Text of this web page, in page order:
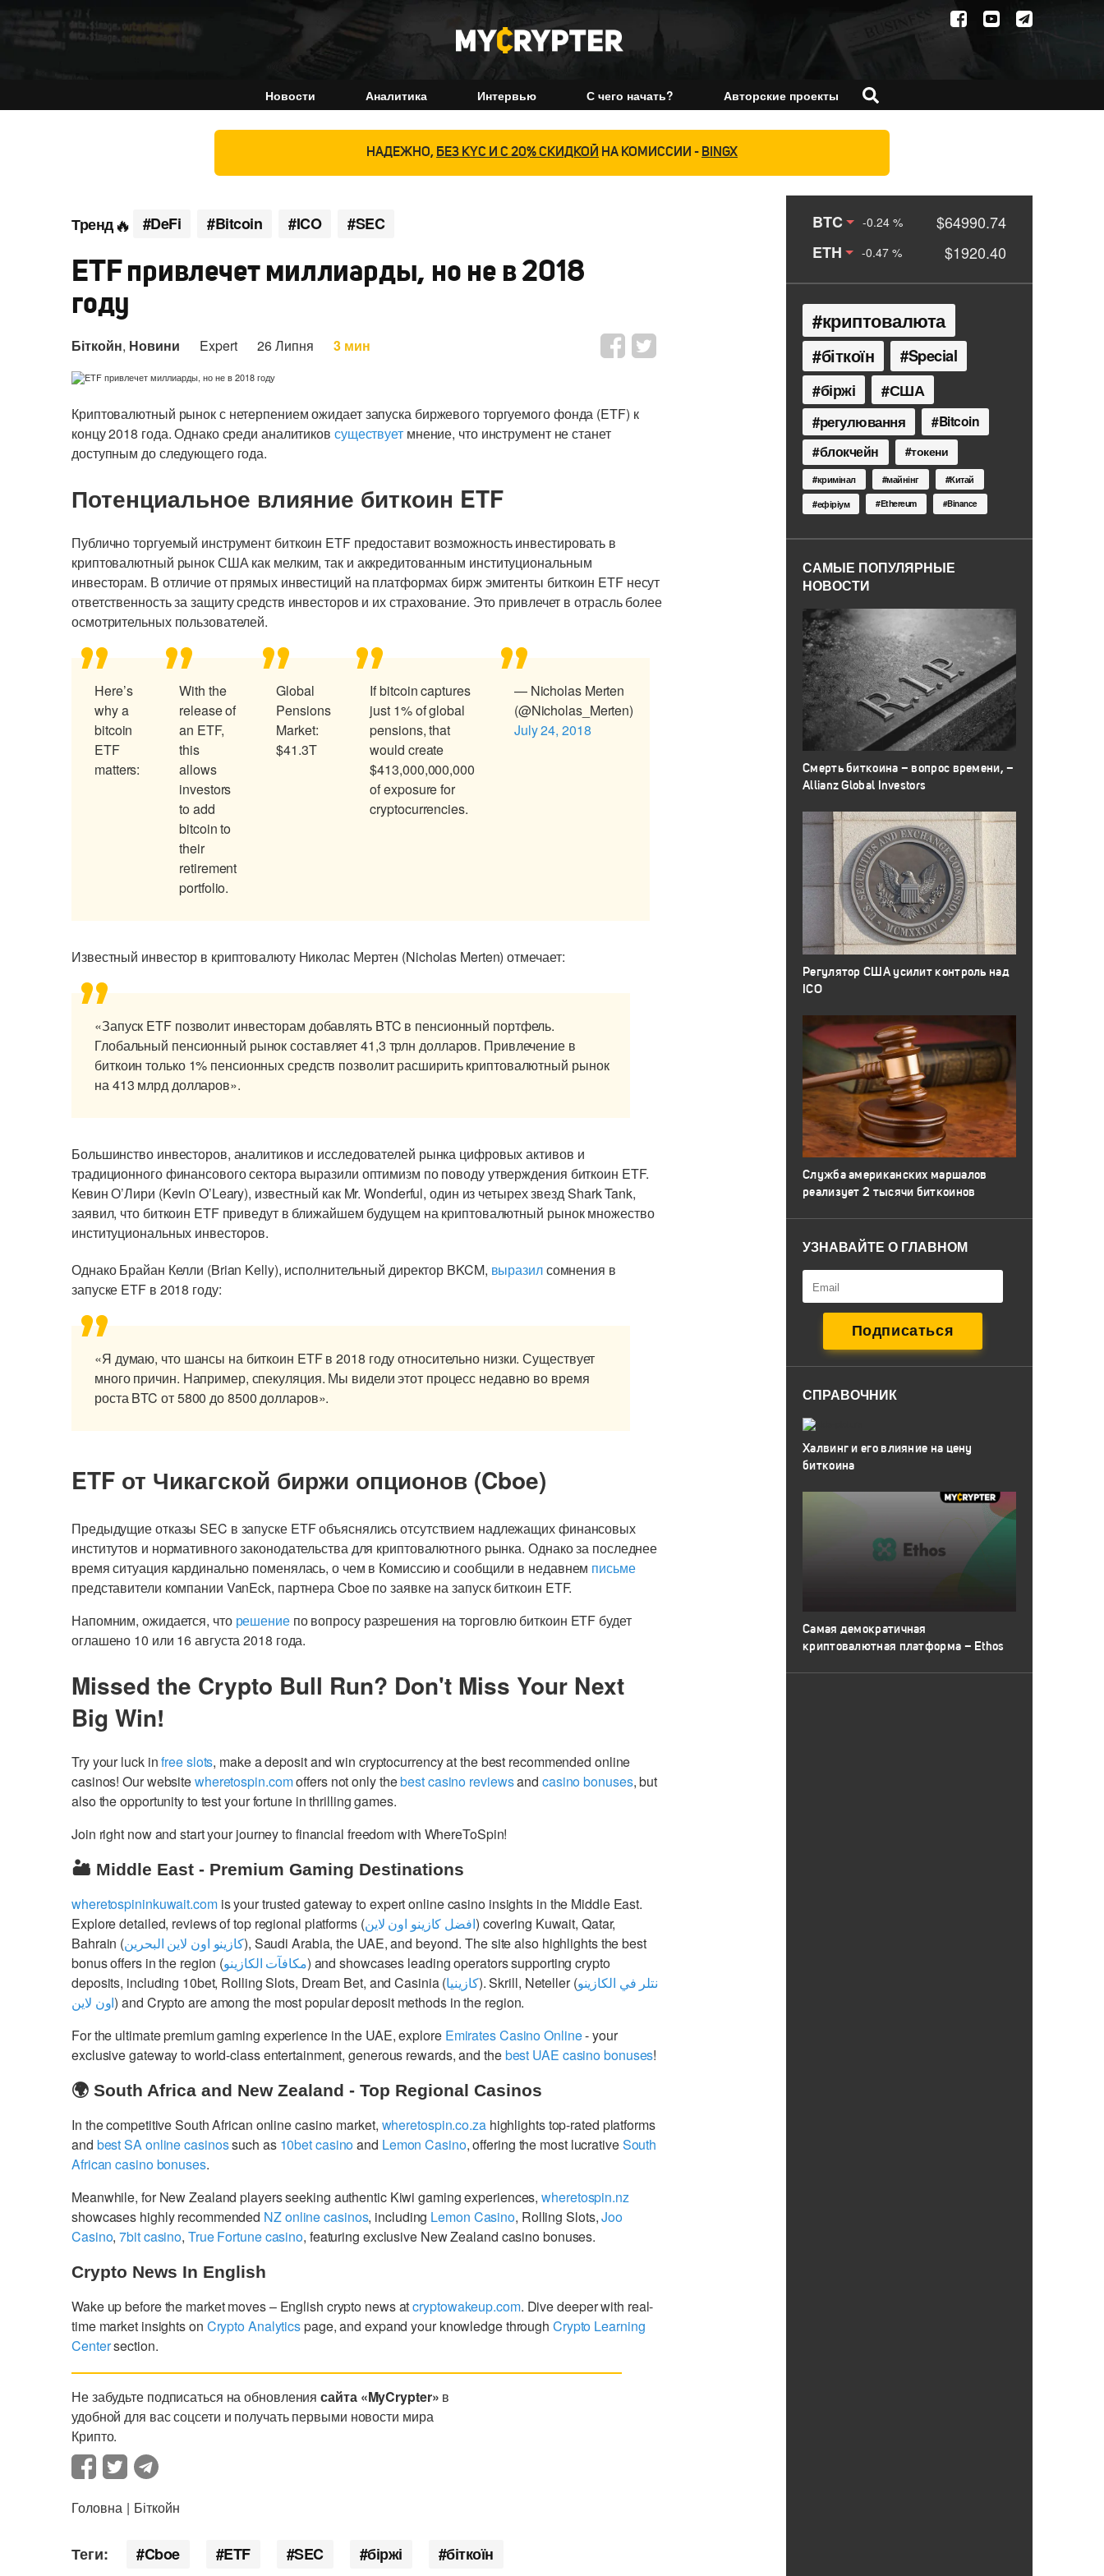
Новости Аналитика Интервью С чего начать? Авторские проекты
НАДЕЖНО, БЕЗ KYC И С 20% СКИДКОЙ НА КОМИССИИ - BINGX
Тренд #DeFi #Bitcoin #ICO #SEC
ETF привлечет миллиарды, но не в 2018
году
Біткойн, Новини Expert 26 Липня 3 мин
Криптовалютный рынок с нетерпением ожидает запуска биржевого торгуемого фонда (ETF) к
концу 2018 года. Однако среди аналитиков существуетмнение, что инструмент не станет
доступным до следующего года.
Потенциальное влияние биткоин ETF
Публично торгуемый инструмент биткоин ETF предоставит возможность инвестировать в
криптовалютный рынок США как мелким, так и аккредитованным институциональным
инвесторам. В отличие от прямых инвестиций на платформах бирж эмитенты биткоин ETF несут
ответственность за защиту средств инвесторов и их страхование. Это привлечет в отрасль более
осмотрительных пользователей.
Here’s
why a
bitcoin
ETF
matters:
With the
release of
an ETF,
this
allows
investors
to add
bitcoin to
their
retirement
portfolio.
Global
Pensions
Market:
$41.3T
If bitcoin captures
just 1% of global
pensions, that
would create
$413,000,000,000
of exposure for
cryptocurrencies.
— Nicholas Merten
(@Nicholas_Merten)
July 24, 2018
Известный инвестор в криптовалюту Николас Мертен (Nicholas Merten) отмечает:
«Запуск ETF позволит инвесторам добавлять BTC в пенсионный портфель.
Глобальный пенсионный рынок составляет 41,3 трлн долларов. Привлечение в
биткоин только 1% пенсионных средств позволит расширить криптовалютный рынок
на 413 млрд долларов».
Большинство инвесторов, аналитиков и исследователей рынка цифровых активов и
традиционного финансового сектора выразили оптимизм по поводу утверждения биткоин ETF.
Кевин О’Лири (Kevin O’Leary), известный как Mr. Wonderful, один из четырех звезд Shark Tank,
заявил, что биткоин ETF приведут в ближайшем будущем на криптовалютный рынок множество
институциональных инвесторов.
Однако Брайан Келли (Brian Kelly), исполнительный директор BKCM, выразилсомнения в
запуске ETF в 2018 году:
«Я думаю, что шансы на биткоин ETF в 2018 году относительно низки. Существует
много причин. Например, спекуляция. Мы видели этот процесс недавно во время
роста BTC от 5800 до 8500 долларов».
ETF от Чикагской биржи опционов (Cboe)
Предыдущие отказы SEC в запуске ETF объяснялись отсутствием надлежащих финансовых
институтов и нормативного законодательства для криптовалютного рынка. Однако за последнее
время ситуация кардинально поменялась, о чем в Комиссию и сообщили в недавнем письме
представители компании VanEck, партнера Cboe по заявке на запуск биткоин ETF.
Напомним, ожидается, что решениепо вопросу разрешения на торговлю биткоин ETF будет
оглашено 10 или 16 августа 2018 года.
Missed the Crypto Bull Run? Don't Miss Your Next
Big Win!
Try your luck infree slots, make a deposit and win cryptocurrency at the best recommended online
casinos! Our websitewheretospin.comoffers not only thebest casino reviewsand casino bonuses, but
also the opportunity to test your fortune in thrilling games.
Join right now and start your journey to financial freedom with WhereToSpin!
🏜️ Middle East - Premium Gaming Destinations
wheretospininkuwait.comis your trusted gateway to expert online casino insights in the Middle East.
Explore detailed, reviews of top regional platforms (افضل كازينو اون لاين) covering Kuwait, Qatar,
Bahrain (كازينو اون لاين البحرين), Saudi Arabia, the UAE, and beyond. The site also highlights the best
bonus offers in the region (مكافآت الكازينو) and showcases leading operators supporting crypto
deposits, including 10bet, Rolling Slots, Dream Bet, and Casinia (كازينيا). Skrill, Neteller (نتلر في الكازينو
اون لاين) and Crypto are among the most popular deposit methods in the region.
For the ultimate premium gaming experience in the UAE, explore Emirates Casino Online- your
exclusive gateway to world-class entertainment, generous rewards, and thebest UAE casino bonuses!
🌍 South Africa and New Zealand - Top Regional Casinos
In the competitive South African online casino market, wheretospin.co.zahighlights top-rated platforms
and best SA online casinossuch as 10bet casinoand Lemon Casino, offering the most lucrativeSouth
African casino bonuses.
Meanwhile, for New Zealand players seeking authentic Kiwi gaming experiences,wheretospin.nz
showcases highly recommended NZ online casinos, including Lemon Casino, Rolling Slots,Joo
Casino,7bit casino, True Fortune casino, featuring exclusive New Zealand casino bonuses.
Crypto News In English
Wake up before the market moves – English crypto news atcryptowakeup.com. Dive deeper with real-
time market insights on Crypto Analyticspage, and expand your knowledge through Crypto Learning
Centersection.
Не забудьте подписаться на обновлениясайта «MyCrypter» в
удобной для вас соцсети и получать первыми новости мира
Крипто.
Головна Біткойн
Теги: Cboe ETF SEC біржі біткоїн
BTC -0.24 %
$64990.74
ETH
-0.47 % $1920.40
криптовалюта
біткоїн Special
біржі США
регулювання Bitcoin
блокчейн токени
кримінал майнінг
Китай
ефіріум
Ethereum Binance
САМЫЕ ПОПУЛЯРНЫЕ
НОВОСТИ
Смерть биткоина – вопрос времени, –
Allianz Global Investors
Регулятор США усилит контроль над
ICO
Служба американских маршалов
реализует 2 тысячи биткоинов
УЗНАВАЙТЕ О ГЛАВНОМ
СПРАВОЧНИК
Халвинг и его влияние на цену
биткоина
Самая демократичная
криптовалютная платформа – Ethos